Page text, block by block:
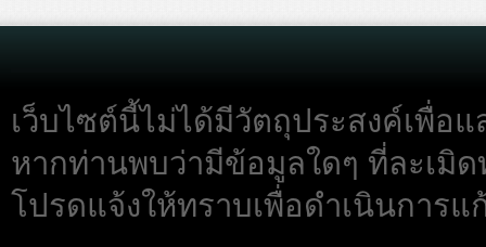
เว็บไซต์นี้ไม่ได้มีวัตถุประสงค์เพื่อแ
หากท่านพบว่ามีข้อมูลใดๆ ที่ละเมิ
โปรดแจ้งให้ทราบเพื่อดำเนินการ